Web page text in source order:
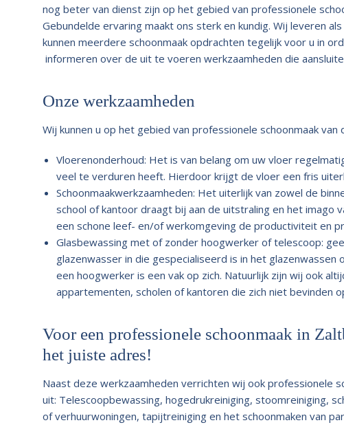
nog beter van dienst zijn op het gebied van professionele
Gebundelde ervaring maakt ons sterk en kundig. Wij leveren
kunnen meerdere schoonmaak opdrachten tegelijk voor u in
informeren over de uit te voeren werkzaamheden die
Onze werkzaamheden
Wij kunnen u op het gebied van professionele schoonmaak van
Vloerenonderhoud: Het is van belang om uw vloer
veel te verduren heeft. Hierdoor krijgt de vloer een fris
Schoonmaakwerkzaamheden: Het uiterlijk van zowel de
school of kantoor draagt bij aan de uitstraling en het imago
een schone leef- en/of werkomgeving de productiviteit en
Glasbewassing met of zonder hoogwerker of telescoop:
glazenwasser in die gespecialiseerd is in het
een hoogwerker is een vak op zich. Natuurlijk zijn wij ook
appartementen, scholen of kantoren die zich niet bevinden
Voor een professionele schoonmaak in
het juiste adres!
Naast deze werkzaamheden verrichten wij ook professionele
uit: Telescoopbewassing, hogedrukreiniging, stoomreiniging,
of verhuurwoningen, tapijtreiniging en het schoonmaken van